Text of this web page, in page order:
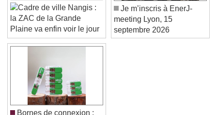
Nangis :
la ZAC de la Grande
Plaine va enfin voir le jour
Je m’inscris à EnerJ-
meeting Lyon, 15
septembre 2026